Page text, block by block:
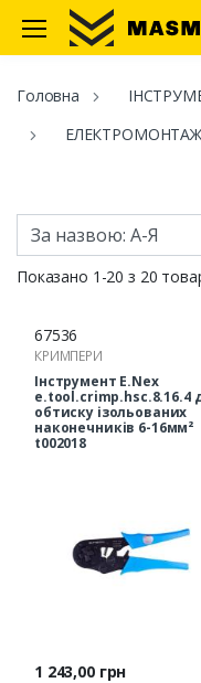
Masmart
Головна
Показано 1-20 з 20
67536
КРИМПЕРИ
Інструмент E.Nex
e.tool.crimp.hsc.8.16.4
обтиску ізольованих
наконечників 6-16мм²
t002018
Ціна
1 243,00 грн